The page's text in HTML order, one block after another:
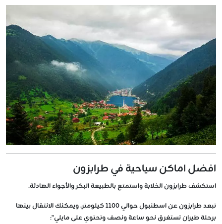
افضل اماكن سياحية في طرابزون
استكشف طرابزون الخلابة واستمتع بالطبيعة البكر والأجواء الهادئة.
تبعد طرابزون عن اسطنبول حوالي 1100 كيلومتر، ويمكنك الانتقال بينها
برحلة طيران تستغرق نحو ساعة ونصف وتحتوي على مايلي":